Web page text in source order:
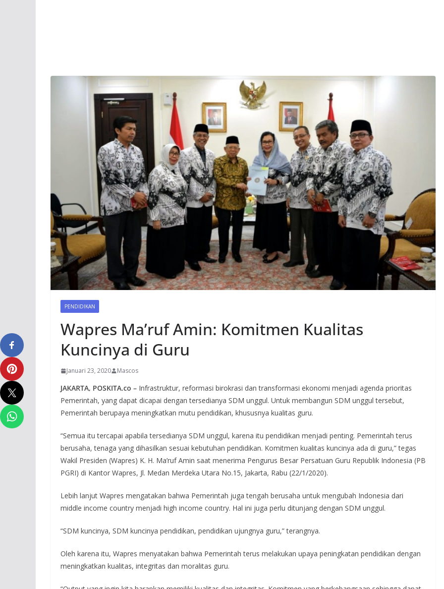
PENDIDIKAN
Wapres Ma’ruf Amin: Komitmen Kualitas
Kuncinya di Guru
Januari 23, 2020 Mascos
JAKARTA, POSKITA.co – Infrastruktur, reformasi birokrasi dan transformasi ekonomi menjadi agenda prioritas
Pemerintah, yang dapat dicapai dengan tersedianya SDM unggul. Untuk membangun SDM unggul tersebut,
Pemerintah berupaya meningkatkan mutu pendidikan, khususnya kualitas guru.
“Semua itu tercapai apabila tersedianya SDM unggul, karena itu pendidikan menjadi penting. Pemerintah terus
berusaha, tenaga yang dihasilkan sesuai kebutuhan pendidikan. Komitmen kualitas kuncinya ada di guru,” tegas
Wakil Presiden (Wapres) K. H. Ma’ruf Amin saat menerima Pengurus Besar Persatuan Guru Republik Indonesia (PB
PGRI) di Kantor Wapres, Jl. Medan Merdeka Utara No.15, Jakarta, Rabu (22/1/2020).
Lebih lanjut Wapres mengatakan bahwa Pemerintah juga tengah berusaha untuk mengubah Indonesia dari
middle income country menjadi high income country. Hal ini juga perlu ditunjang dengan SDM unggul.
“SDM kuncinya, SDM kuncinya pendidikan, pendidikan ujungnya guru,” terangnya.
Oleh karena itu, Wapres menyatakan bahwa Pemerintah terus melakukan upaya peningkatan pendidikan dengan
meningkatkan kualitas, integritas dan moralitas guru.